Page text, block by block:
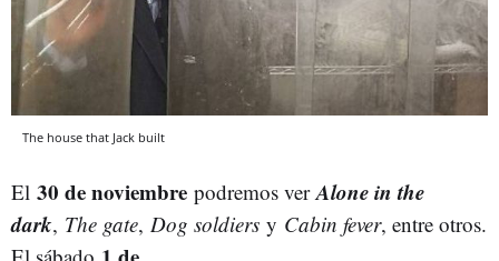
The house that Jack built
El 30 de noviembre podremos verAlone in the
dark, The gate, Dog soldiers y Cabin fever, entre otros.